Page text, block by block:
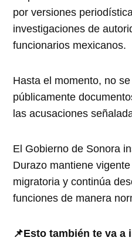
por versiones
investigaciones de
funcionarios mexicanos.
Hasta el momento, no
públicamente
las acusaciones
El Gobierno de Sonora
Durazo mantiene
migratoria y continúa
funciones de manera
📌Esto también te va a